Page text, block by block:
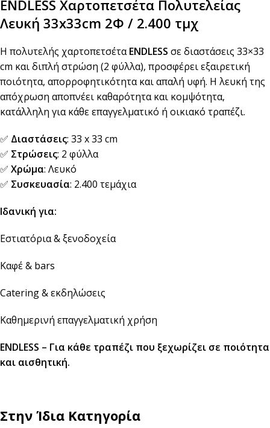
ENDLESS Χαρτοπετσέτα Πολυτελείας
Λευκή 33x33cm 2Φ / 2.400 τμχ
Η πολυτελής χαρτοπετσέταENDLESS σε διαστάσεις 33×33
cm και διπλή στρώση (2 φύλλα), προσφέρει εξαιρετική
ποιότητα, απορροφητικότητα και απαλή υφή. Η λευκή της
απόχρωση αποπνέει καθαρότητα και κομψότητα,
κατάλληλη για κάθε επαγγελματικό ή οικιακό τραπέζι.
✅ Διαστάσεις: 33 x 33 cm
✅ Στρώσεις: 2 φύλλα
✅ Χρώμα: Λευκό
✅ Συσκευασία: 2.400 τεμάχια
Ιδανική για:
Εστιατόρια & ξενοδοχεία
Καφέ & bars
Catering & εκδηλώσεις
Καθημερινή επαγγελματική χρήση
ENDLESS – Για κάθε τραπέζι που ξεχωρίζει σε ποιότητα
και αισθητική.
Στην Ίδια Κατηγορία